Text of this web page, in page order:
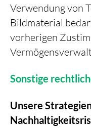
Verwendung von
Bildmaterial
vorherigen
Sonstige
Unsere